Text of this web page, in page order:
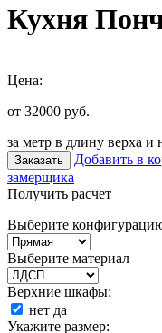
Кухня
Цена:
от 32000 руб.
за метр в длину верха и
Заказать Добавить в
замерщика
Получить расчет
Выберите
Выберите материал
Верхние шкафы:
нет да
Укажите размер: